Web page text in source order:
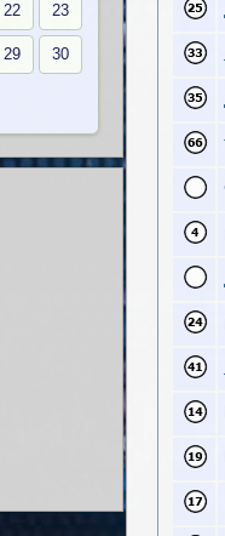
22 23
29 30